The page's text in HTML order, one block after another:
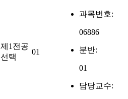
제1전공
선택
01
과목번호:
06886
분반:
01
담당교수: